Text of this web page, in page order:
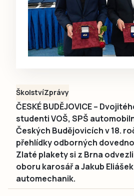
ŠkolstvíZprávy
ČESKÉ BUDĚJOVICE –
studenti VOŠ, SPŠ
Českých Budějovicích v 18.
přehlídky odborných
Zlaté plakety si z Brna
oboru karosář a Jakub
automechanik.